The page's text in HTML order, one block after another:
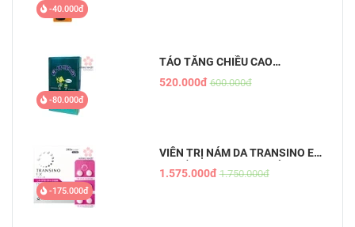
-40.000đ
-80.000đ
TẢO TĂNG CHIỀU CAO
SHINSHIN KAKUMEI
520.000đ 600.000đ
-175.000đ
VIÊN TRỊ NÁM DA TRANSINO EX
- CHỐNG NÁM HIỆU QUẢ, AN
TOÀN
1.575.000đ 1.750.000đ